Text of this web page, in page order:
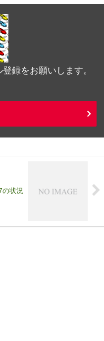
録をお願いします。
の状況